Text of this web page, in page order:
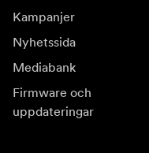
Kampanjer
Nyhetssida
Mediabank
Firmware och
uppdateringar